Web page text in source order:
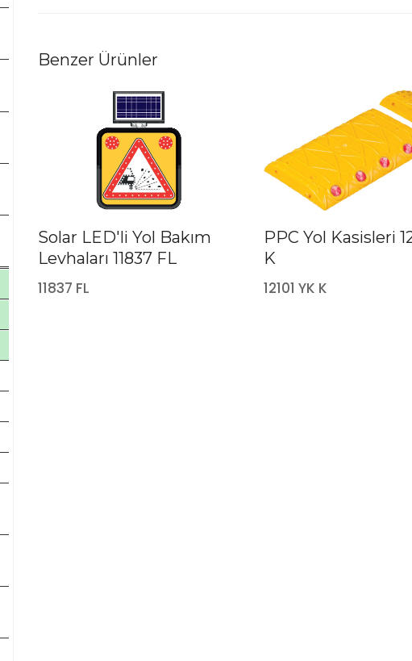
Benzer Ürünler
Solar LED'li Yol Bakım
Levhaları 11837 FL
11837 FL
PPC Yol Kasisleri
K
12101 YK K